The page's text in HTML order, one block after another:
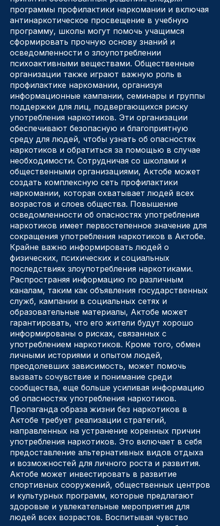
программы профилактики наркомании и включая
антинаркотическое просвещение в учебную
программу, школы могут помочь учащимся
сформировать прочную основу знаний и
осведомленности о злоупотреблении
психоактивными веществами. Общественные
организации также играют важную роль в
профилактике наркомании, организуя
информационные кампании, семинары и группы
поддержки для лиц, подвергающихся риску
употребления наркотиков. Эти организации
обеспечивают безопасную и благоприятную
среду для людей, чтобы узнать об опасностях
наркотиков и обратиться за помощью в случае
необходимости. Сотрудничая со школами и
общественными организациями, Актобе может
создать комплексную сеть профилактики
наркомании, которая охватывает людей всех
возрастов и слоев общества. Повышение
осведомленности об опасностях употребления
наркотиков имеет первостепенное значение для
сокращения употребления наркотиков в Актобе.
Крайне важно информировать людей о
физических, психических и социальных
последствиях злоупотребления наркотиками.
Распространяя информацию по различным
каналам, таким как объявления государственных
служб, кампании в социальных сетях и
образовательные материалы, Актобе может
гарантировать, что его жители будут хорошо
информированы о рисках, связанных с
употреблением наркотиков. Кроме того, обмен
личными историями и опытом людей,
преодолевших зависимость, может помочь
вызвать сочувствие и понимание среди
сообщества, еще больше усиливая информацию
об опасностях употребления наркотиков.
Пропаганда образа жизни без наркотиков в
Актобе требует реализации стратегий,
направленных на устранение коренных причин
употребления наркотиков. Это включает в себя
предоставление альтернативных видов отдыха
и возможностей для личного роста и развития.
Актобе может инвестировать в развитие
спортивных сооружений, общественных центров
и культурных программ, которые предлагают
здоровые и увлекательные мероприятия для
людей всех возрастов. Воспитывая чувство